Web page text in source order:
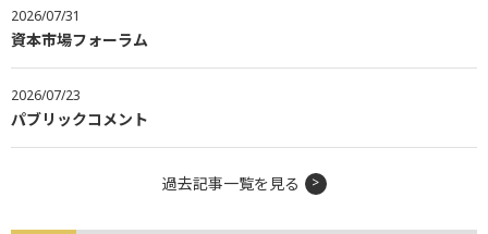
2026/07/31
資本市場フォーラム
2026/07/23
パブリックコメント
過去記事一覧を見る